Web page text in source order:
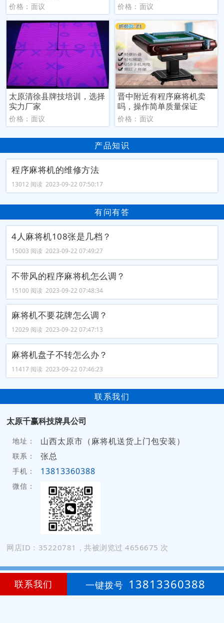
价格：面议 价格：面议
太原清徐县牌技培训，选择
实力厂家
价格：面议
晋中附近有程序麻将机卖
吗，操作简单质量保证
价格：面议
产品知识
程序麻将机的维修方法
13012 阅读 2023-09-22 07:50:17
有问有答
4人麻将机108张是几档？
15003 阅读 2023-09-22 07:49:27
不带风的程序麻将机怎么调？
15100 阅读 2023-09-22 07:48:34
麻将机不要花牌怎么调？
12029 阅读 2023-09-22 07:47:13
麻将机盘子不转怎么办？
11417 阅读 2023-09-22 07:46:23
联系我们
太原千赢科技牌具公司
地址： 山西太原市（麻将机送货上门包安装）
联系： 张总
手机： 13813360388
微信：
网店ID：35220781，共被浏览过 4656675 次
免费开店 技术 持： 颜艳珍
联系我们 一键拨号 13813360388